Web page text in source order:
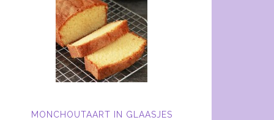
MONCHOUTAART IN GLAASJES